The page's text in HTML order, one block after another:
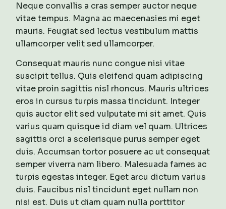
Neque convallis a cras semper auctor neque
vitae tempus. Magna ac maecenasies mi eget
mauris. Feugiat sed lectus vestibulum mattis
ullamcorper velit sed ullamcorper.
Consequat mauris nunc congue nisi vitae
suscipit tellus. Quis eleifend quam adipiscing
vitae proin sagittis nisl rhoncus. Mauris ultrices
eros in cursus turpis massa tincidunt. Integer
quis auctor elit sed vulputate mi sit amet. Quis
varius quam quisque id diam vel quam. Ultrices
sagittis orci a scelerisque purus semper eget
duis. Accumsan tortor posuere ac ut consequat
semper viverra nam libero. Malesuada fames ac
turpis egestas integer. Eget arcu dictum varius
duis. Faucibus nisl tincidunt eget nullam non
nisi est. Duis ut diam quam nulla porttitor